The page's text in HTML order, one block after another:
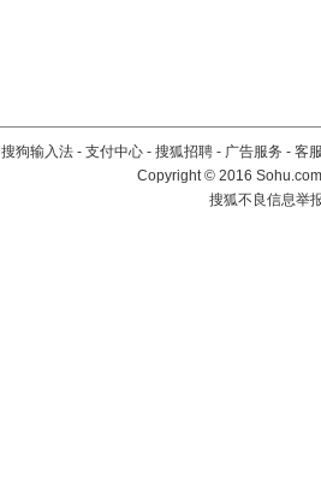
搜狗输入法 - 支付中心 - 搜狐招聘 - 广告服务 - 客
Copyright©2016
搜狐不良信息举